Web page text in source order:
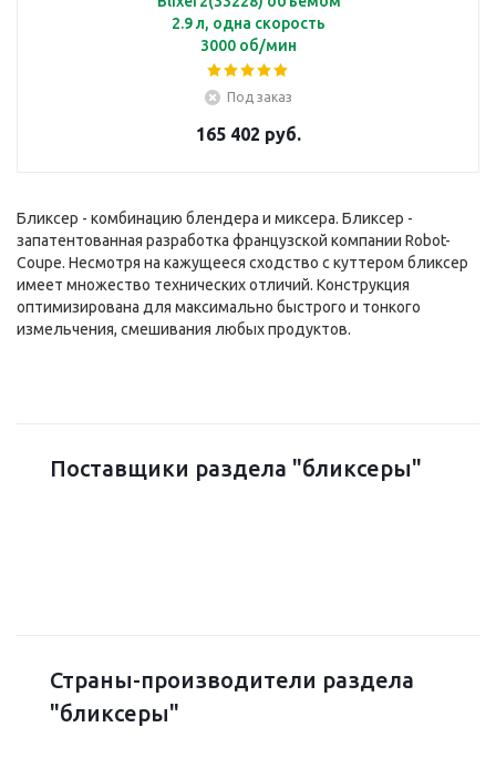
2.9 л, одна скорость
3000 об/мин
Под заказ
165 402 руб.
Бликсер - комбинацию блендера и миксера. Бликсер -
запатентованная разработка французской компании Robot-
Coupe. Несмотря на кажущееся сходство с куттером бликсер
имеет множество технических отличий. Конструкция
оптимизирована для максимально быстрого и тонкого
измельчения, смешивания любых продуктов.
Поставщики раздела "бликсеры"
Страны-производители раздела
"бликсеры"